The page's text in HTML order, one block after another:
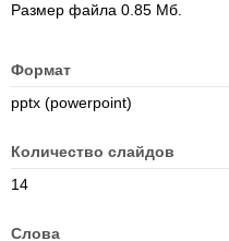
Размер файла 0.85 Мб.
Формат
pptx (powerpoint)
Количество слайдов
14
Слова